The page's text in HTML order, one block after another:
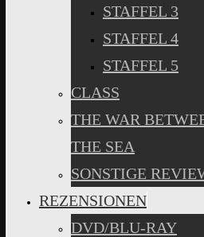
STAFFEL 3
STAFFEL 4
STAFFEL 5
CLASS
THE WAR
THE SEA
SONSTIGE
REZENSIONEN
DVD/BLU-RAY